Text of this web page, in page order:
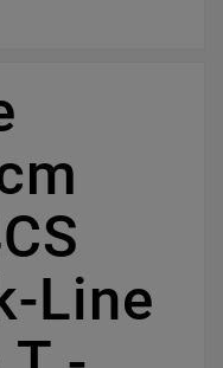
Line